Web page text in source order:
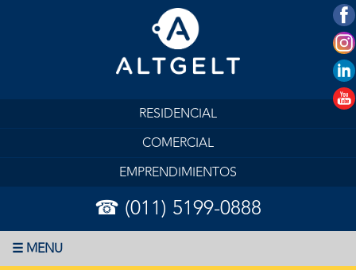
RESIDENCIAL
COMERCIAL
EMPRENDIMIENTOS
☎ (011) 5199-0888
☰ MENU